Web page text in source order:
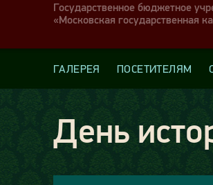
Государственное бюджетное
«Московская государственная
ГАЛЕРЕЯ ПОСЕТИТЕЛЯМ
День